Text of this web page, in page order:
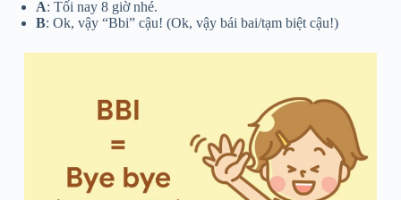
A: Tối nay 8 giờ nhé.
B: Ok, vậy “Bbi” cậu! (Ok, vậy bái bai/tạm biệt cậu!)